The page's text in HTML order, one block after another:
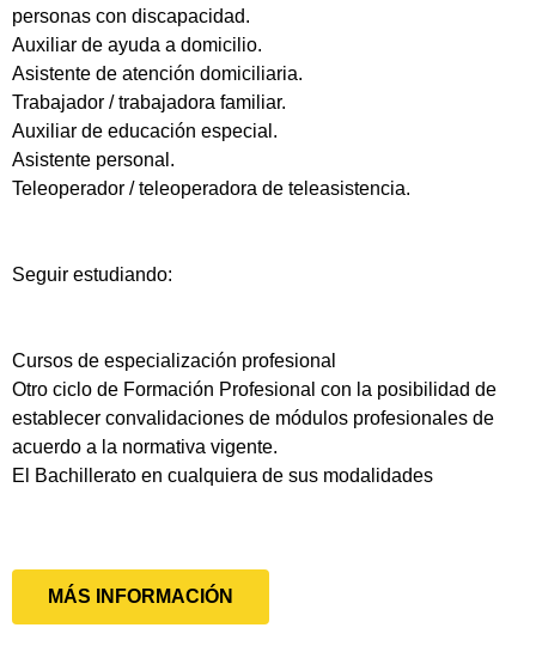
personas con discapacidad.
Auxiliar de ayuda a domicilio.
Asistente de atención domiciliaria.
Trabajador / trabajadora familiar.
Auxiliar de educación especial.
Asistente personal.
Teleoperador / teleoperadora de teleasistencia.
Seguir estudiando:
Cursos de especialización profesional
Otro ciclo de Formación Profesional con la posibilidad de
establecer convalidaciones de módulos profesionales de
acuerdo a la normativa vigente.
El Bachillerato en cualquiera de sus modalidades
MÁS INFORMACIÓN